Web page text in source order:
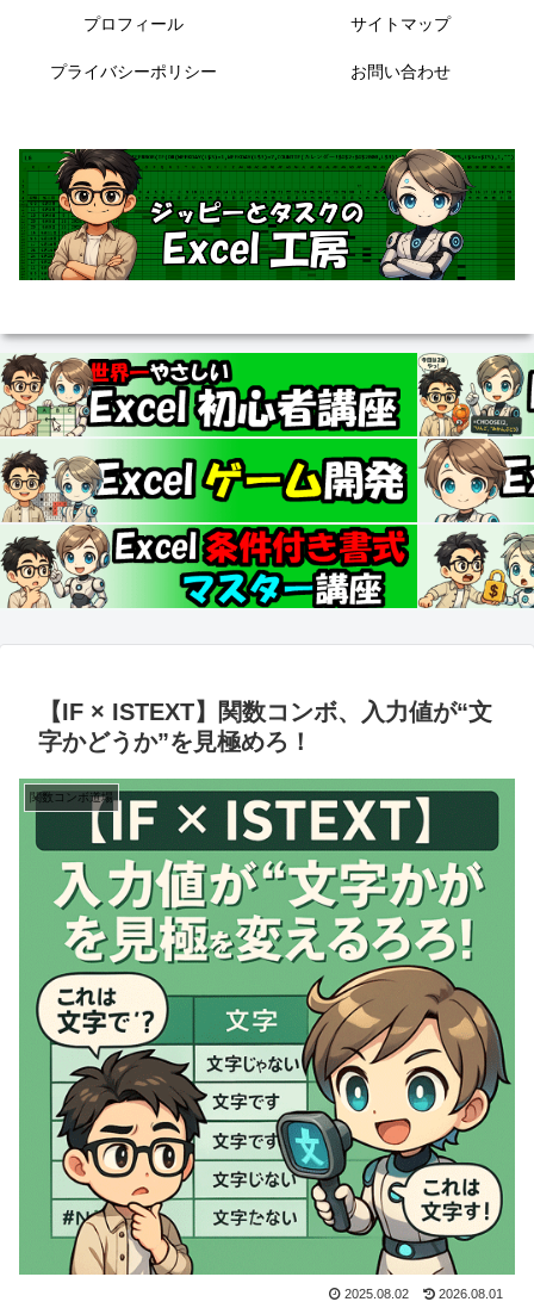
プロフィール サイトマップ
プライバシーポリシー お問い合わせ
【IF × ISTEXT】関数コンボ、入力値が“文
字かどうか”を見極めろ！
関数コンボ道場
2025.08.02 2026.08.01